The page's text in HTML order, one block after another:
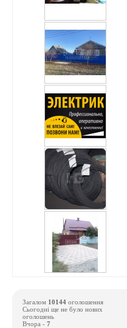
Загалом 10144 оголошення
Сьогодні ще не було нових
оголошень
Вчора - 7